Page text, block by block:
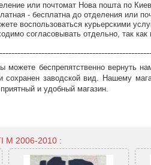
или почтомат Нова пошта по
- бесплатна до отделения или
воспользоваться курьерскими
согласовывать отдельно, так
можете беспрепятственно вернуть
сохранен заводской вид. Нашему
и удобный магазин.
2006-2010 :